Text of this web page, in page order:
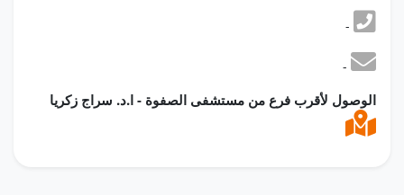
-
-
الوصول لأقرب فرع من مستشفى الصفوة - ا.د. سراج زكريا